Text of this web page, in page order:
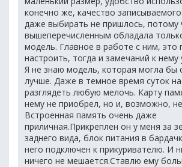
конечно же, качество
даже выбирать не пришлось, потому
вышеперечисленным обладала
модель. Главное в работе с ним, это
настроить, тогда и замечаний к нему
Я не знаю модель, которая могла бы
лучше. Даже в темное время суток
разглядеть любую мелочь. Карту
нему не приобрел, но и, возможно,
Встроенная память очень даже
приличная.Прикреплен он у меня за
заднего вида, блок питания в
него подключен к прикуривателю. И
ничего не мешается.Ставлю ему